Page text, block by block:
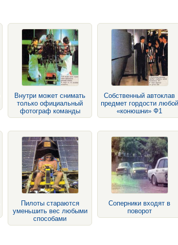
Внутри может снимать
только официальный
фотограф команды
Собственный автоклав
предмет гордости любой
«конюшни» Ф1
Пилоты стараются
уменьшить вес любыми
способами
Соперники входят в
поворот